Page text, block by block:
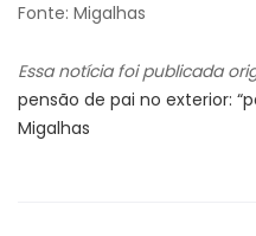
Fonte: Migalhas
Essa notícia foi publicada
pensão de pai no exterior:
Migalhas